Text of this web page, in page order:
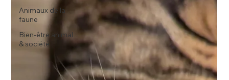
Animaux de la
faune
Bien-être animal
& société